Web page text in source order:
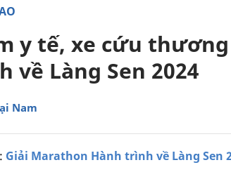
y tế, xe cứu
về Làng Sen 2024
Nam
Giải Marathon Hành trình về Làng Sen